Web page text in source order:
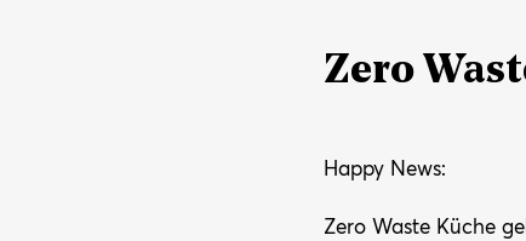
Zero
Happy News:
Zero Waste Küche